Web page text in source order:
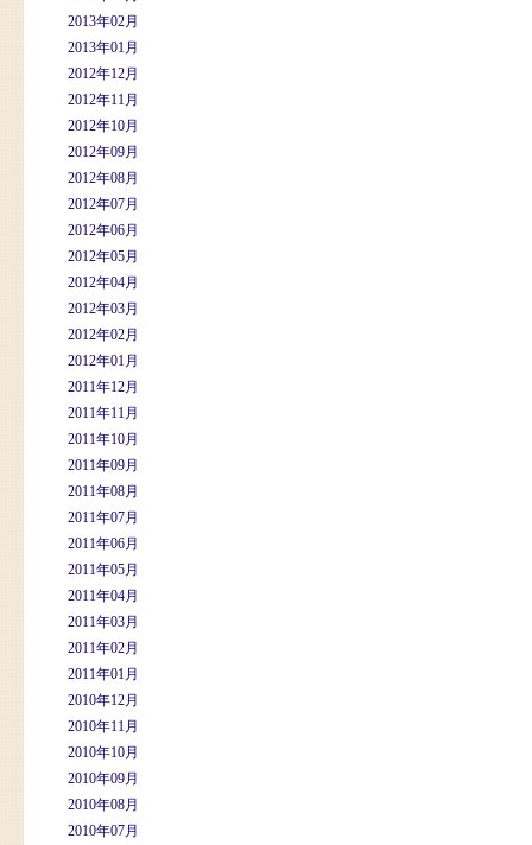
2013年02月
2013年01月
2012年12月
2012年11月
2012年10月
2012年09月
2012年08月
2012年07月
2012年06月
2012年05月
2012年04月
2012年03月
2012年02月
2012年01月
2011年12月
2011年11月
2011年10月
2011年09月
2011年08月
2011年07月
2011年06月
2011年05月
2011年04月
2011年03月
2011年02月
2011年01月
2010年12月
2010年11月
2010年10月
2010年09月
2010年08月
2010年07月